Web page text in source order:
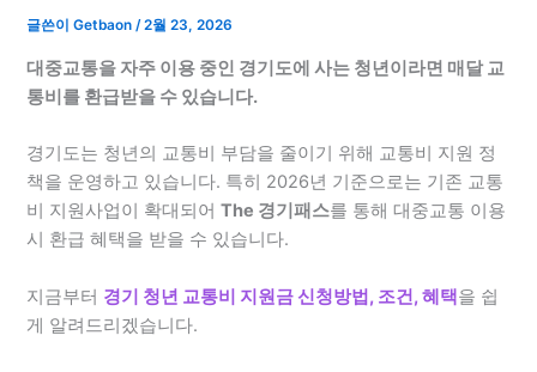
글쓴이Getbaon/2월 23, 2026
대중교통을 자주 이용 중인 경기도에 사는 청년이라면 매달 교
통비를 환급받을 수 있습니다.
경기도는 청년의 교통비 부담을 줄이기 위해 교통비 지원 정
책을 운영하고 있습니다. 특히 2026년 기준으로는 기존 교통
비 지원사업이 확대되어The 경기패스를 통해 대중교통 이용
시 환급 혜택을 받을 수 있습니다.
지금부터 경기 청년 교통비 지원금 신청방법, 조건, 혜택을 쉽
게 알려드리겠습니다.